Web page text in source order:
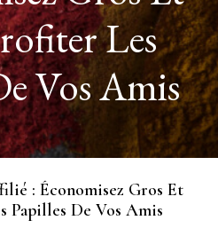
Les
Vos Amis
: Économisez Gros Et
Papilles De Vos Amis